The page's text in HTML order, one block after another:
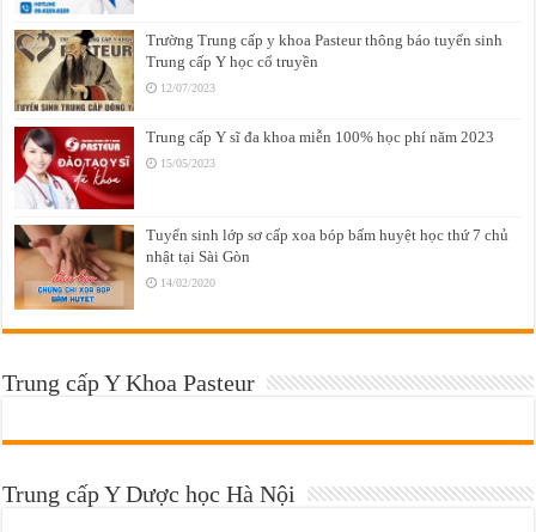
Trường Trung cấp y khoa Pasteur thông báo tuyển sinh
Trung cấp Y học cổ truyền
12/07/2023
Trung cấp Y sĩ đa khoa miễn 100% học phí năm 2023
15/05/2023
Tuyển sinh lớp sơ cấp xoa bóp bấm huyệt học thứ 7 chủ
nhật tại Sài Gòn
14/02/2020
Trung cấp Y Khoa Pasteur
Trung cấp Y Dược học Hà Nội